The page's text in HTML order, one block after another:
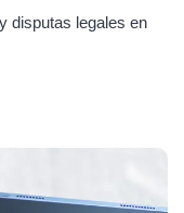
disputas legales en